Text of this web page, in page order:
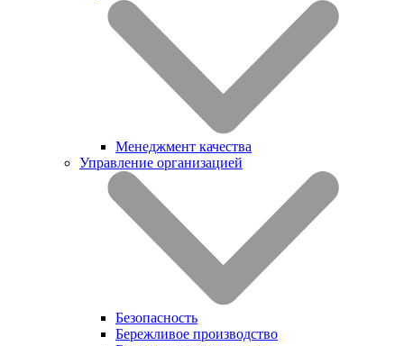
Менеджмент качества
Управление организацией
Безопасность
Бережливое производство